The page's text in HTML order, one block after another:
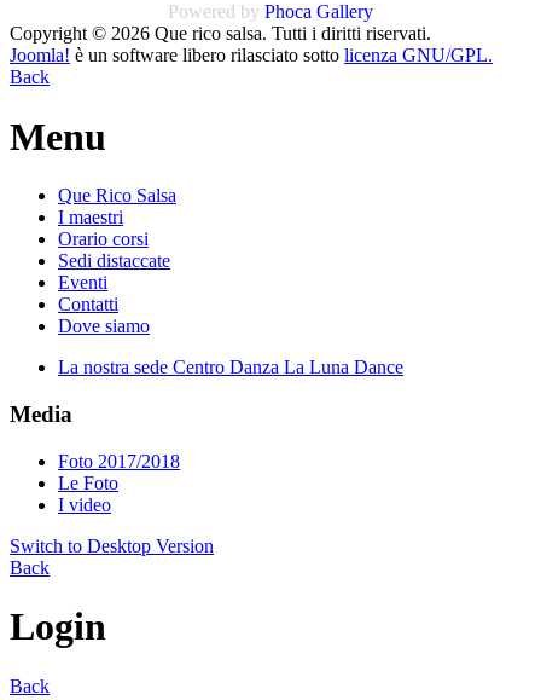
Powered by Phoca Gallery
Copyright © 2026 Que rico salsa. Tutti i diritti riservati.
Joomla! è un software libero rilasciato sotto licenza GNU/GPL.
Back
Menu
Que Rico Salsa
I maestri
Orario corsi
Sedi distaccate
Eventi
Contatti
Dove siamo
La nostra sede Centro Danza La Luna Dance
Media
Foto 2017/2018
Le Foto
I video
Switch to Desktop Version
Back
Login
Back